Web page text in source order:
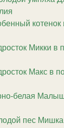
Микки в
Макс в
белая
пес Мишка